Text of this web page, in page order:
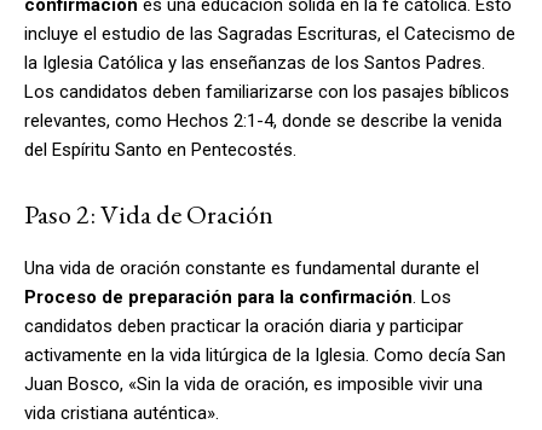
incluye el estudio de las Sagradas Escrituras, el Catecismo de
la Iglesia Católica y las enseñanzas de los Santos Padres.
Los candidatos deben familiarizarse con los pasajes bíblicos
relevantes, como Hechos 2:1-4, donde se describe la venida
del Espíritu Santo en Pentecostés.
Paso 2: Vida de Oración
Una vida de oración constante es fundamental durante el
Proceso de preparación para la confirmación . Los
candidatos deben practicar la oración diaria y participar
activamente en la vida litúrgica de la Iglesia. Como decía San
Juan Bosco, «Sin la vida de oración, es imposible vivir una
vida cristiana auténtica».